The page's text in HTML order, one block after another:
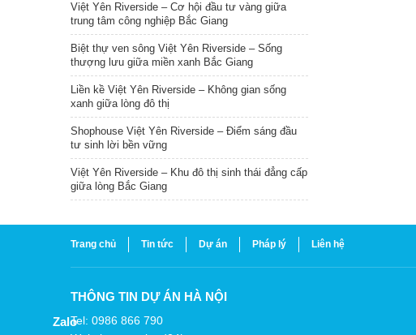
Việt Yên Riverside – Cơ hội đầu tư vàng giữa
trung tâm công nghiệp Bắc Giang
Biệt thự ven sông Việt Yên Riverside – Sống
thượng lưu giữa miền xanh Bắc Giang
Liền kề Việt Yên Riverside – Không gian sống
xanh giữa lòng đô thị
Shophouse Việt Yên Riverside – Điểm sáng đầu
tư sinh lời bền vững
Việt Yên Riverside – Khu đô thị sinh thái đẳng cấp
giữa lòng Bắc Giang
Trang chủ Tin tức Dự án Pháp lý Liên hệ
THÔNG TIN DỰ ÁN HÀ NỘI
Tel: 0986 866 790
Zalo